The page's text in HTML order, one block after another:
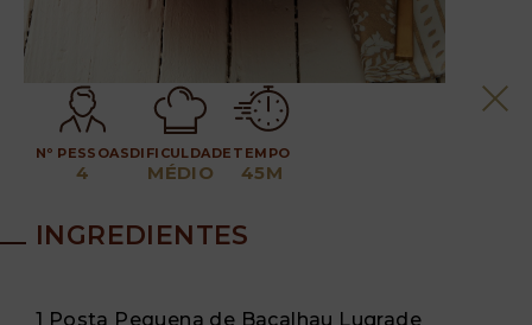
Nº PESSOAS
4
DIFICULDADE
MÉDIO
TEMPO
45M
INGREDIENTES
1 Posta Pequena de Bacalhau Lugrade